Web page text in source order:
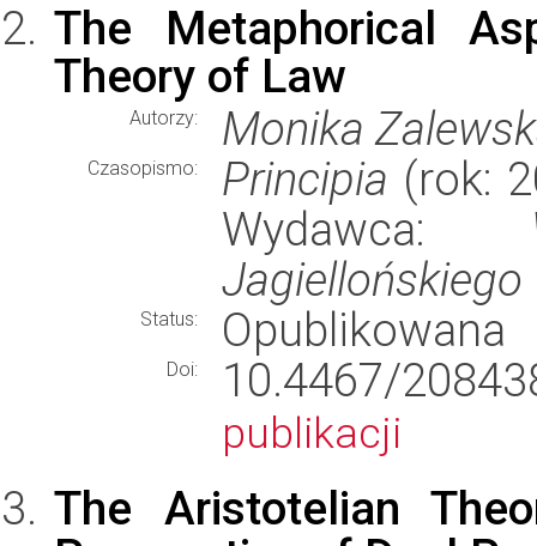
The Metaphorical
Theory of Law
Autorzy: Monika
Czasopismo: Principia (rok:
Wydawca:
Jagiellońskiego
Status: Opublikowana
Doi: 10.4467/
publikacji
The Aristotelian